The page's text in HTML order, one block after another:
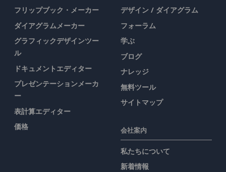
フリップブック・メーカー
ダイアグラムメーカー
グラフィックデザインツー
ル
ドキュメントエディター
プレゼンテーションメーカ
ー
表計算エディター
価格
デザイン / ダイアグラム
フォーラム
学ぶ
ブログ
ナレッジ
無料ツール
サイトマップ
会社案内
私たちについて
新着情報